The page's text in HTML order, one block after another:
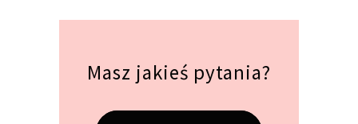
Masz jakieś pytania?